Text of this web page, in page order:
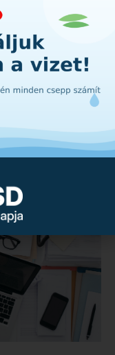
premiervetítése
Általános Iskola
megbízásának
táncoktatóval